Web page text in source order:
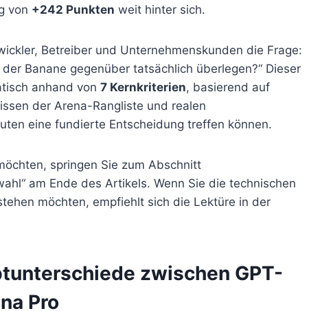
von +242 Punkten weit hinter sich.
Betreiber und Unternehmenskunden die Frage:
Banane gegenüber tatsächlich überlegen?“ Dieser
anhand von 7 Kernkriterien, basierend auf
der Arena-Rangliste und realen
eine fundierte Entscheidung treffen können.
springen Sie zum Abschnitt
am Ende des Artikels. Wenn Sie die technischen
möchten, empfiehlt sich die Lektüre in der
zwischen GPT-
Pro